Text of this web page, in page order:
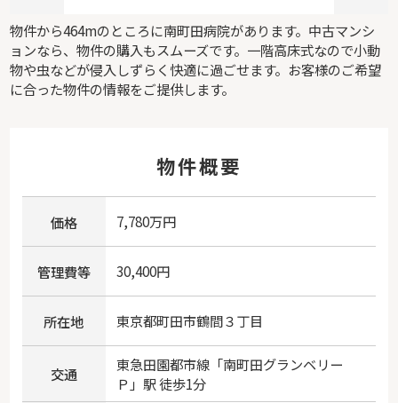
物件から464mのところに南町田病院があります。中古マンシ
ョンなら、物件の購入もスムーズです。一階高床式なので小動
物や虫などが侵入しずらく快適に過ごせます。お客様のご希望
に合った物件の情報をご提供します。
物件概要
価格 7,780万円
管理費等 30,400円
所在地 東京都町田市鶴間３丁目
交通 東急田園都市線「南町田グランベリー
Ｐ 」駅 徒歩1分